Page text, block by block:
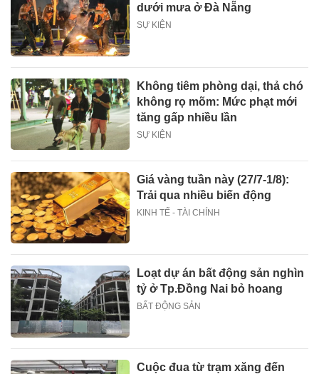
dưới mưa ở Đà Nẵng
SỰ KIỆN
Không tiêm phòng dại, thả chó
không rọ mõm: Mức phạt mới
tăng gấp nhiều lần
SỰ KIỆN
Giá vàng tuần này (27/7-1/8):
Trải qua nhiều biến động
KINH TẾ - TÀI CHÍNH
Loạt dự án bất động sản nghìn
tỷ ở Tp.Đồng Nai bỏ hoang
BẤT ĐỘNG SẢN
Cuộc đua từ trạm xăng đến